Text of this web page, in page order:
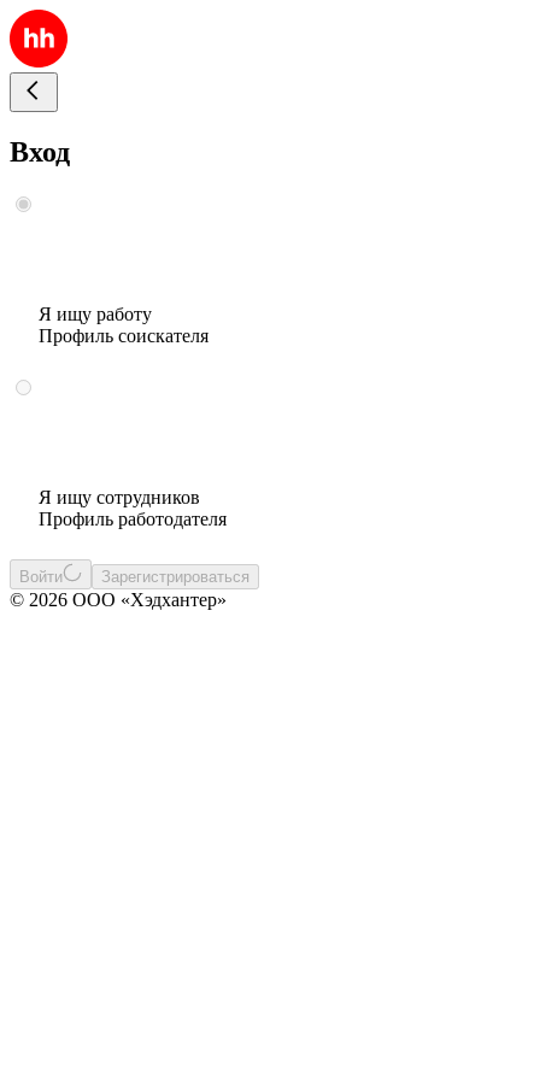
Вход
Я ищу работу
Профиль соискателя
Я ищу сотрудников
Профиль работодателя
Войти Зарегистрироваться
© 2026 ООО «Хэдхантер»